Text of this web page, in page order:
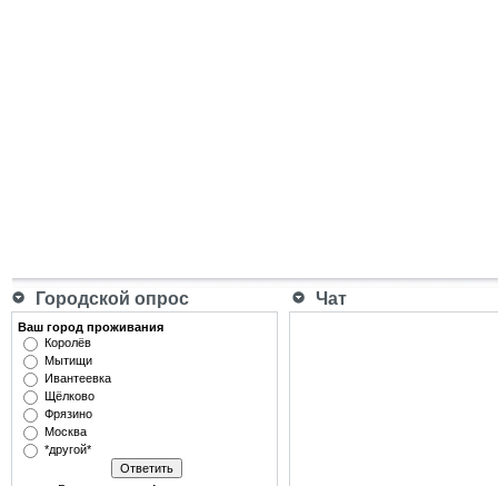
Городской опрос Чат
Ваш город проживания
Королёв
Мытищи
Ивантеевка
Щёлково
Фрязино
Москва
*другой*